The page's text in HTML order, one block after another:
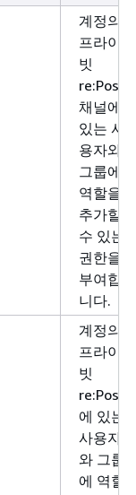
계정의
프라이
빗
re:Post
채널에
있는 사
용자와
그룹에
역할을
추가할
수 있는
권한을
부여합
니다.
계정의
프라이
빗
re:Post
에 있는
사용자
와 그룹
에 역할